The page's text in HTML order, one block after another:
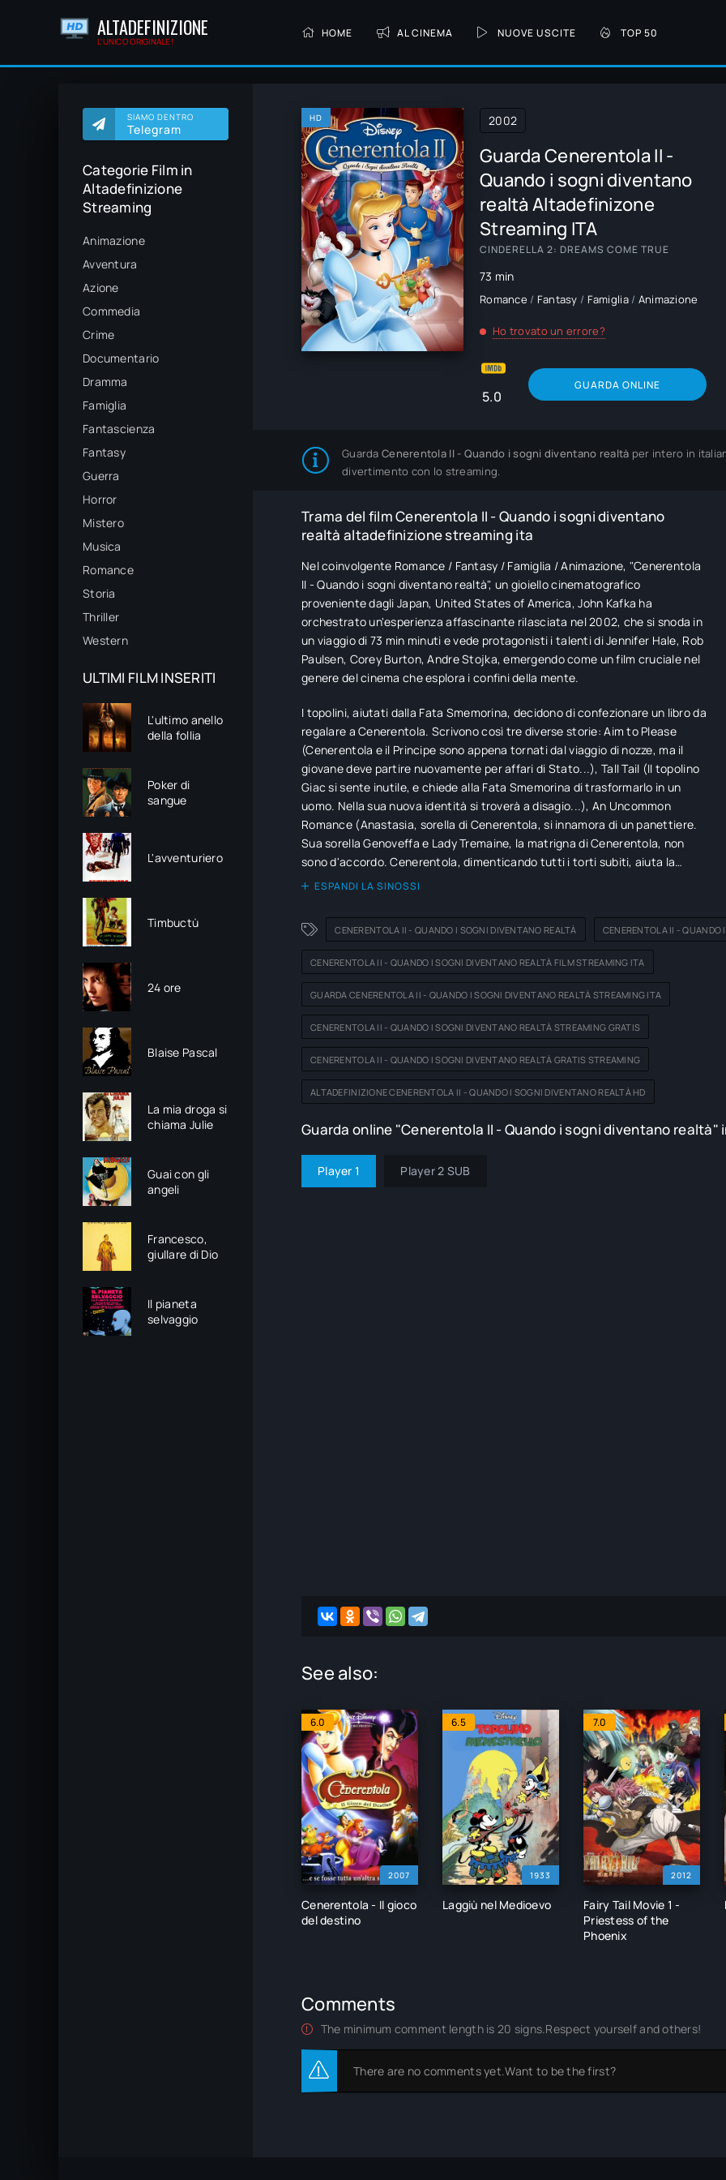
ALTADEFINIZIONE
L'UNICO ORIGINALE!
HOME AL CINEMA NUOVE USCITE TOP 50
SIAMO DENTRO
Telegram
Categorie Film in
Altadefinizione
Streaming
Animazione
Avventura
Azione
Commedia
Crime
Documentario
Dramma
Famiglia
Fantascienza
Fantasy
Guerra
Horror
Mistero
Musica
Romance
Storia
Thriller
Western
ULTIMI FILM INSERITI
L'ultimo anello
della follia
Poker di
sangue
L'avventuriero
Timbuctù
24 ore
Blaise Pascal
La mia droga si
chiama Julie
Guai con gli
angeli
Francesco,
giullare di Dio
Il pianeta
selvaggio
HD
Guarda Cenerentola II -
Quando i sogni diventano
realtà Altadefinizone
Streaming ITA
CINDERELLA 2: DREAMS COME TRUE
73 min
Romance / Fantasy / Famiglia/ Animazione
2002
Ho trovato un errore?
5.0
GUARDA ONLINE
Guarda Cenerentola II - Quando i sogni diventano realtà per intero in
divertimento con lo streaming.
Trama del film Cenerentola II - Quando i sogni diventano
realtà altadefinizione streaming ita
Nel coinvolgente Romance / Fantasy / Famiglia / Animazione, "Cenerentola
II - Quando i sogni diventano realtà", un gioiello cinematografico
proveniente dagli Japan, United States of America, John Kafka ha
orchestrato un'esperienza affascinante rilasciata nel 2002, che si snoda in
un viaggio di 73 min minuti e vede protagonisti i talenti di Jennifer Hale, Rob
Paulsen, Corey Burton, Andre Stojka, emergendo come un film cruciale nel
genere del cinema che esplora i confini della mente.
I topolini, aiutati dalla Fata Smemorina, decidono di confezionare un libro da
regalare a Cenerentola. Scrivono così tre diverse storie: Aim to Please
(Cenerentola e il Principe sono appena tornati dal viaggio di nozze, ma il
giovane deve partire nuovamente per affari di Stato...), Tall Tail (Il topolino
Giac si sente inutile, e chiede alla Fata Smemorina di trasformarlo in un
uomo. Nella sua nuova identità si troverà a disagio...), An Uncommon
Romance (Anastasia, sorella di Cenerentola, si innamora di un panettiere.
Sua sorella Genoveffa e Lady Tremaine, la matrigna di Cenerentola, non
sono d'accordo. Cenerentola, dimenticando tutti i torti subiti, aiuta la
sorella a imparare a sorridere e a imporre la propria volontà alla madre...). In
legge insieme ai topolini e alla Fata Smemorina.
ESPANDI LA SINOSSI
CENERENTOLA II - QUANDO I SOGNI DIVENTANO REALTÀ CENERENTOLA II - QUANDO
CENERENTOLA II - QUANDO I SOGNI DIVENTANO REALTÀ FILM STREAMING ITA
GUARDA CENERENTOLA II - QUANDO I SOGNI DIVENTANO REALTÀ STREAMING ITA
CENERENTOLA II - QUANDO I SOGNI DIVENTANO REALTÀ STREAMING GRATIS
CENERENTOLA II - QUANDO I SOGNI DIVENTANO REALTÀ GRATIS STREAMING
ALTADEFINIZIONE CENERENTOLA II - QUANDO I SOGNI DIVENTANO REALTÀ HD
Guarda online "Cenerentola II - Quando i sogni diventano
Player 1 Player 2 SUB
See also:
2007
6.0
Cenerentola - Il gioco
del destino
1933
6.5
Laggiù nel Medioevo
2012
7.0
Fairy Tail Movie 1 -
Priestess of the
Phoenix
Comments
The minimum comment length is 20 signs.Respect yourself and others!
There are no comments yet.Want to be the first?